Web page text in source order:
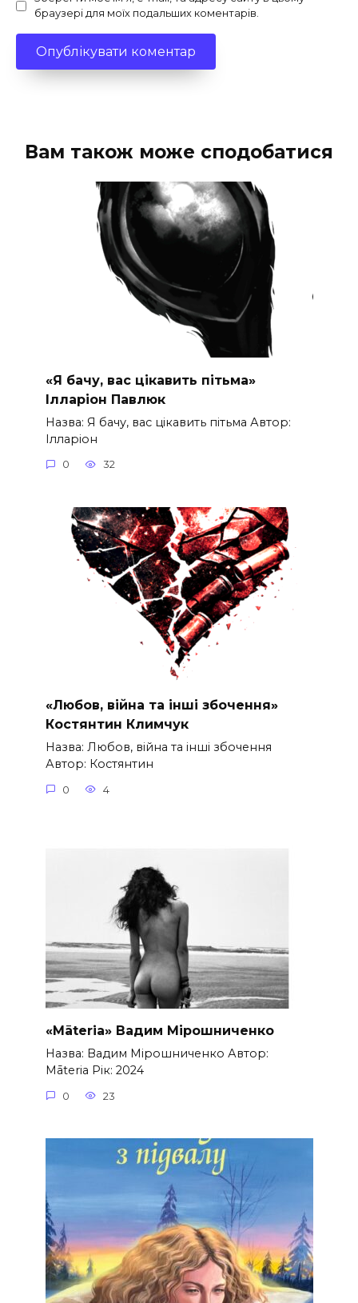
браузері для моїх подальших коментарів.
Вам також може сподобатися
«Я бачу, вас цікавить пітьма»
Ілларіон Павлюк
Назва: Я бачу, вас цікавить пітьма Автор:
Ілларіон
0 32
«Любов, війна та інші збочення»
Костянтин Климчук
Назва: Любов, війна та інші збочення
Автор: Костянтин
0 4
«Māteria» Вадим Мірошниченко
Назва: Вадим Мірошниченко Автор:
Māteria Рік: 2024
0 23